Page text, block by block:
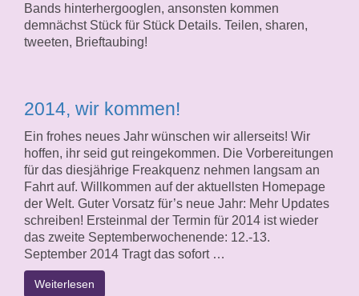
Bands hinterhergooglen, ansonsten kommen
demnächst Stück für Stück Details. Teilen, sharen,
tweeten, Brieftaubing!
2014, wir kommen!
Ein frohes neues Jahr wünschen wir allerseits! Wir
hoffen, ihr seid gut reingekommen. Die Vorbereitungen
für das diesjährige Freakquenz nehmen langsam an
Fahrt auf. Willkommen auf der aktuellsten Homepage
der Welt. Guter Vorsatz für’s neue Jahr: Mehr Updates
schreiben! Ersteinmal der Termin für 2014 ist wieder
das zweite Septemberwochenende: 12.-13.
September 2014 Tragt das sofort …
Weiterlesen